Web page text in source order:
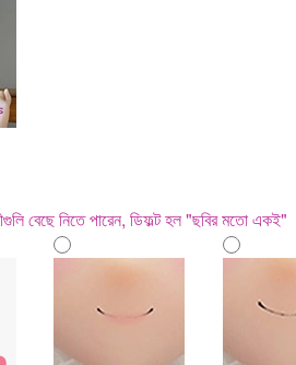
বেছে নিতে পারেন, ডিফল্ট হল "ছবির মতো একই"